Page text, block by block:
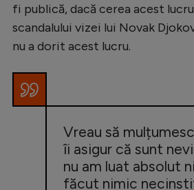
fi publică, dacă cerea acest
scandalului vizei lui Novak
nu a dorit acest lucru.
Vreau să
îi asigur că sunt
nu am luat absolut
făcut nimic